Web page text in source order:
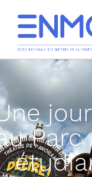
École nationale
Parc